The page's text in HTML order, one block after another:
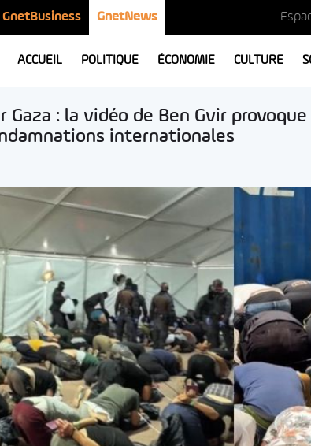
GnetBusiness GnetNews
ACCUEIL POLITIQUE ÉCONOMIE CULTURE
: la vidéo de Ben Gvir
internationales